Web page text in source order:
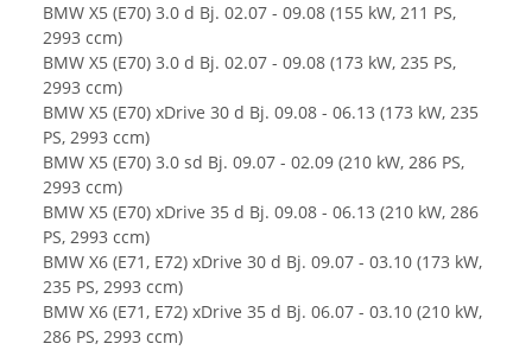
BMW X5 (E70) 3.0 d Bj. 02.07 - 09.08 (155 kW, 211 PS,
2993 ccm)
BMW X5 (E70) 3.0 d Bj. 02.07 - 09.08 (173 kW, 235 PS,
2993 ccm)
BMW X5 (E70) xDrive 30 d Bj. 09.08 - 06.13 (173 kW, 235
PS, 2993 ccm)
BMW X5 (E70) 3.0 sd Bj. 09.07 - 02.09 (210 kW, 286 PS,
2993 ccm)
BMW X5 (E70) xDrive 35 d Bj. 09.08 - 06.13 (210 kW, 286
PS, 2993 ccm)
BMW X6 (E71, E72) xDrive 30 d Bj. 09.07 - 03.10 (173 kW,
235 PS, 2993 ccm)
BMW X6 (E71, E72) xDrive 35 d Bj. 06.07 - 03.10 (210 kW,
286 PS, 2993 ccm)